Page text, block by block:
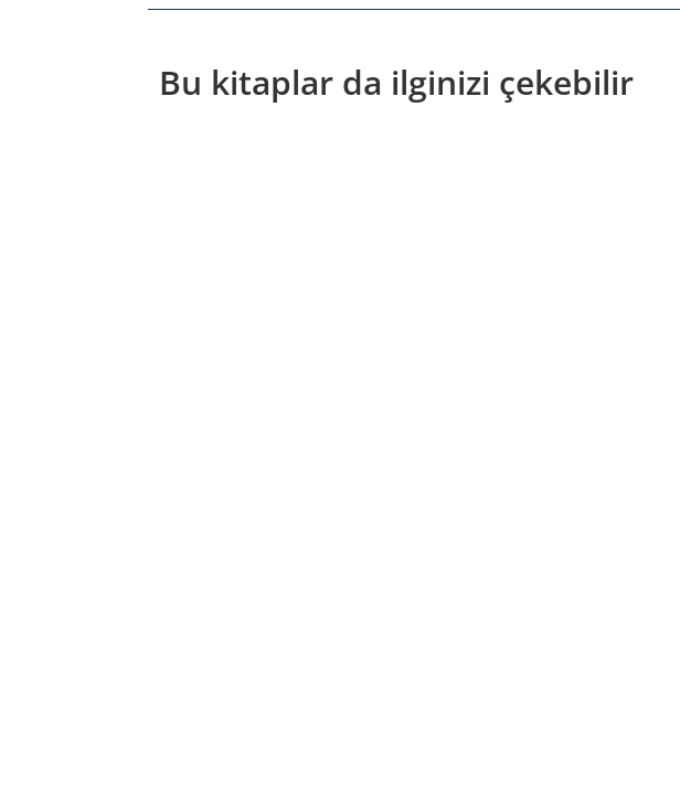
Bu kitaplar da ilginizi çekebilir